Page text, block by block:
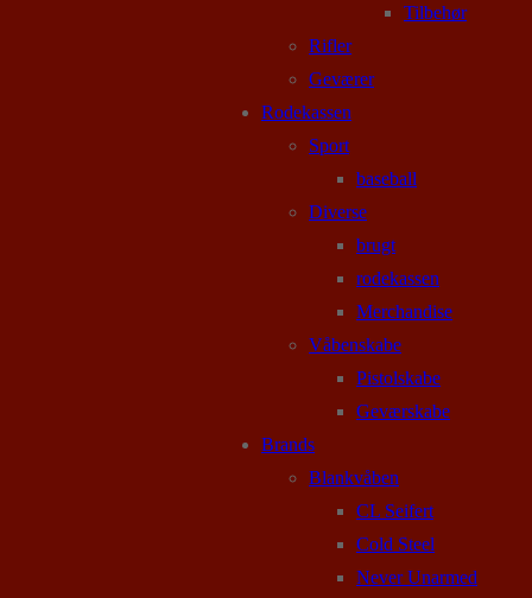
Tilbehør
Rifler
Geværer
Rodekassen
Sport
baseball
Diverse
brugt
rodekassen
Merchandise
Våbenskabe
Pistolskabe
Geværskabe
Brands
Blankvåben
CL Seifert
Cold Steel
Never Unarmed